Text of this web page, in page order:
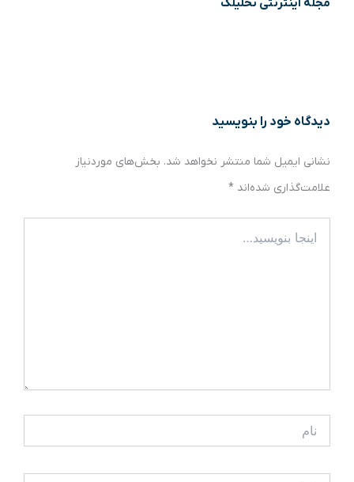
مجله اینترنتی تحلیلک
دیدگاه‌ خود را بنویسید
نشانی ایمیل شما منتشر نخواهد شد. بخش‌های موردنیاز
علامت‌گذاری شده‌اند *
بنویسید…